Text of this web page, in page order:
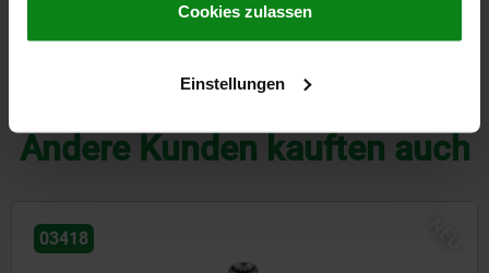
Datenschutz|AGB
Cookies zulassen
Einstellungen
Andere Kunden kauften auch
03418